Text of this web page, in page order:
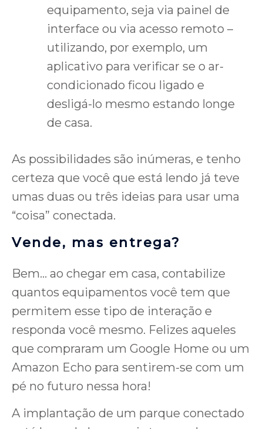
equipamento, seja via painel de
interface ou via acesso remoto –
utilizando, por exemplo, um
aplicativo para verificar se o ar-
condicionado ficou ligado e
desligá-lo mesmo estando longe
de casa.
As possibilidades são inúmeras, e tenho
certeza que você que está lendo já teve
umas duas ou três ideias para usar uma
“coisa” conectada.
Vende, mas entrega?
Bem… ao chegar em casa, contabilize
quantos equipamentos você tem que
permitem esse tipo de interação e
responda você mesmo. Felizes aqueles
que compraram um Google Home ou um
Amazon Echo para sentirem-se com um
pé no futuro nessa hora!
A implantação de um parque conectado